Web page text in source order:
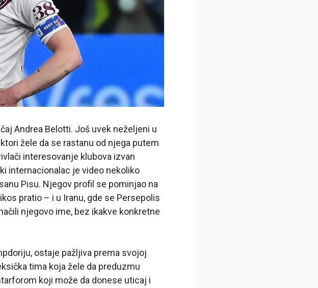
Andrea Belotti. Još uvek neželjeni u
žele da se rastanu od njega putem
interesovanje klubova izvan
internacionalac je video nekoliko
Pisu. Njegov profil se pominjao na
pratio – i u Iranu, gde se Persepolis
njegovo ime, bez ikakve konkretne
ostaje pažljiva prema svojoj
tima koja žele da preduzmu
koji može da donese uticaj i